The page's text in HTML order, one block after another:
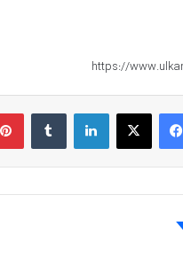
https://
فیس بوک X لینکدین